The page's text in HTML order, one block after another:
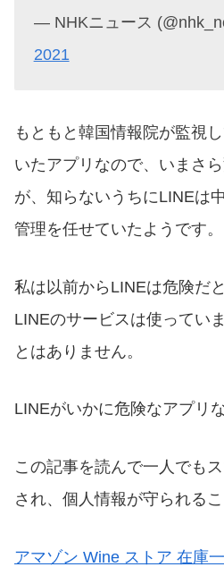
— NHKニュース
2021
もともと韓国情報院が監視
いたアプリなので、いまさ
が、知らないうちにLINEは
管理を任せていたようです。
私は以前からLINEは危険だ
LINEのサービスは使ってい
とはありません。
LINEがいかに危険なアプリ
この記事を読んで一人でも
され、個人情報が守られるこ
アマゾン Wine ストア 在庫